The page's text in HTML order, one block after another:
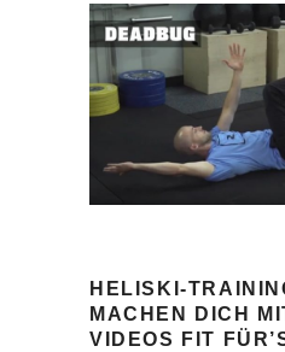
HELISKI-
MACHEN DICH
VIDEOS FIT